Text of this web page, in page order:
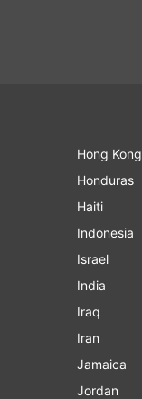
Hong Kong
Honduras
Haiti
Indonesia
Israel
India
Iraq
Iran
Jamaica
Jordan